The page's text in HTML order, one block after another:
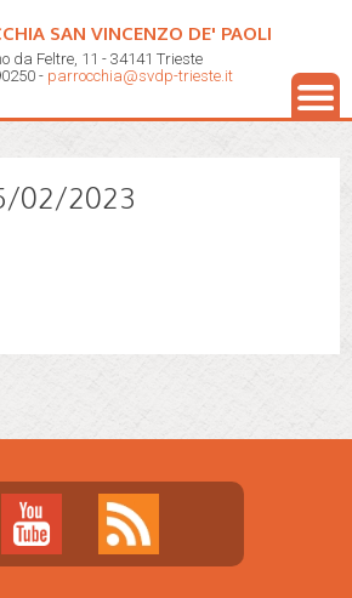
SAN VINCENZO DE' PAOLI
da Feltre, 11 - 34141 Trieste
- parrocchia@svdp-trieste.it
02/2023